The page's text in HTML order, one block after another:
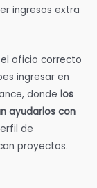
ingresos extra
oficio correcto
ingresar en
donde los
ayudarlos con
de
proyectos.